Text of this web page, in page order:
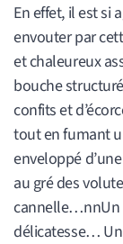
En effet, il est si
envouter par
et chaleureux
bouche
confits et
tout en fumant
enveloppé
au gré des
cannelle…nnUn
délicatesse…